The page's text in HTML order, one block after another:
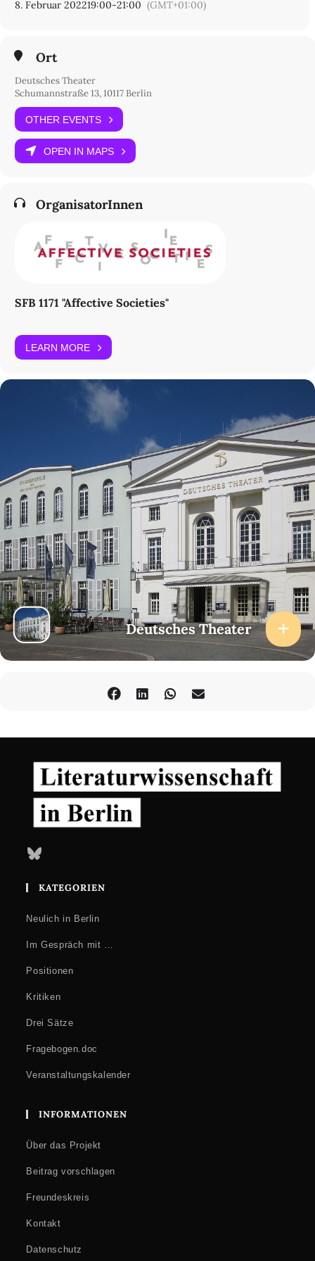
8. Februar 202219:00-21:00 (GMT+01:00)
Ort
Deutsches Theater
Schumannstraße 13, 10117 Berlin
OTHER EVENTS
OPEN IN MAPS
OrganisatorInnen
SFB 1171 "Affective Societies"
LEARN MORE
Deutsches Theater
Bluesky
KATEGORIEN
Neulich in Berlin
Im Gespräch mit …
Positionen
Kritiken
Drei Sätze
Fragebogen.doc
Veranstaltungskalender
INFORMATIONEN
Über das Projekt
Beitrag vorschlagen
Freundeskreis
Kontakt
Datenschutz